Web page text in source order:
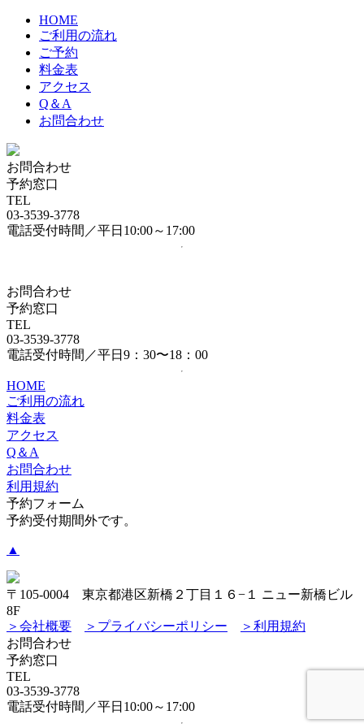
HOME
ご利用の流れ
ご予約
料金表
アクセス
Q＆A
お問合わせ
お問合わせ
予約窓口
TEL
03-3539-3778
電話受付時間／平日10:00～17:00
お問合わせ
予約窓口
TEL
03-3539-3778
電話受付時間／平日9：30〜18：00
HOME
ご利用の流れ
料金表
アクセス
Q＆A
お問合わせ
利用規約
予約フォーム
予約受付期間外です。
▲
〒105-0004 東京都港区新橋２丁目１６−１ ニュー新橋ビル
8F
＞会社概要
＞プライバシーポリシー
＞利用規約
お問合わせ
予約窓口
TEL
03-3539-3778
電話受付時間／平日10:00～17:00